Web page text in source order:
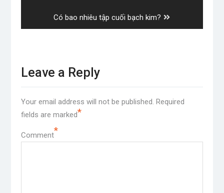
Next
post:
Có bao nhiêu tập cuối bạch kim?
Leave a Reply
Your email address will not be published. Required
fields are marked*
Comment*